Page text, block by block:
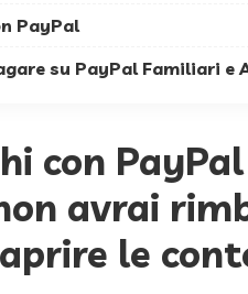
PayPal
su PayPal Familiari e
con
avrai
le